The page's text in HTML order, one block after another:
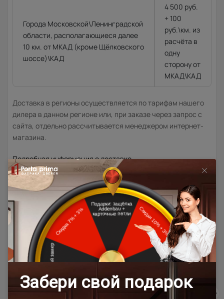
Города Московской\Ленинградской
области, располагающиеся далее
10 км. от МКАД (кроме Щёлковского
шоссе)\КАД
4 500 руб.
+ 100
руб.\км. из
расчёта в
одну
сторону от
МКАД\КАД
Доставка в регионы осуществляется по тарифам нашего
дилера в данном регионе или, при заказе через запрос с
сайта, отдельно рассчитывается менеджером интернет-
магазина.
Подробная информация о доставке
Товар относится к категориям:
500x1900 Двери модерн
Стильные современные межкомнатные двери
600x2000 700x1900 700x2000
900x2000
800х1950
800x2000 900x2200 600x1950
1000x2100 800x2400 700x2200
Двери межкомнатные 1000х2000 мм 900x1900
800x2100 900x2300 900x2400 1200x2000